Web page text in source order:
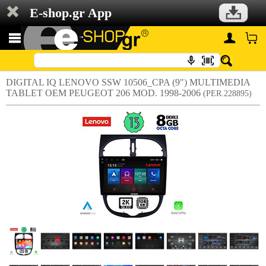
E-shop.gr App
DIGITAL IQ LENOVO SSW 10506_CPA (9") MULTIMEDIA
TABLET OEM PEUGEOT 206 MOD. 1998-2006 (PER.228895)